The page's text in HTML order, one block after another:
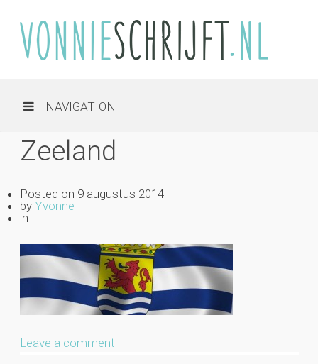
NAVIGATION
Zeeland
Posted on 9 augustus 2014
by Yvonne
in
Leave a comment